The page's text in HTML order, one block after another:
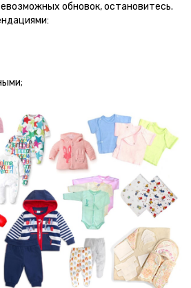
обновок, остановитесь.